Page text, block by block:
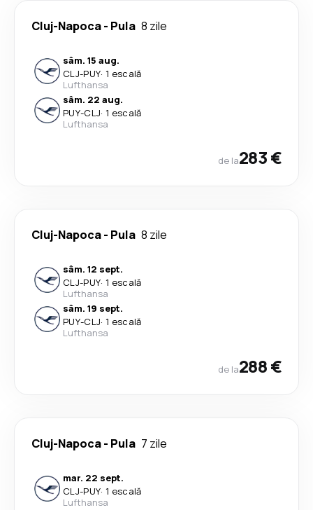
Cluj-Napoca- Pula 8 zile
sâm. 15 aug.
CLJ-PUY· 1 escală
Lufthansa
sâm. 22 aug.
PUY-CLJ· 1 escală
Lufthansa
de la283 €
Cluj-Napoca- Pula 8 zile
sâm. 12 sept.
CLJ-PUY· 1 escală
Lufthansa
sâm. 19 sept.
PUY-CLJ· 1 escală
Lufthansa
de la288 €
Cluj-Napoca- Pula 7 zile
mar. 22 sept.
CLJ-PUY· 1 escală
Lufthansa